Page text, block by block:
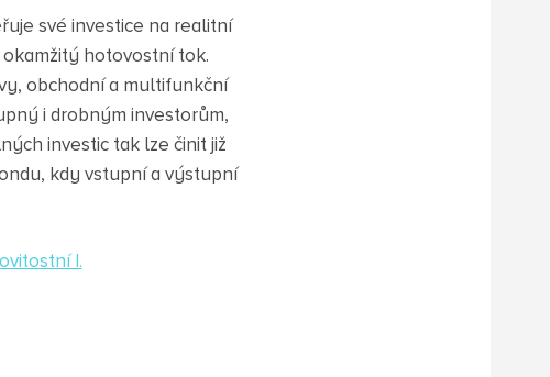
své investice na realitní
hotovostní tok.
obchodní a multifunkční
i drobným investorům,
investic tak lze činit již
kdy vstupní a výstupní
I.